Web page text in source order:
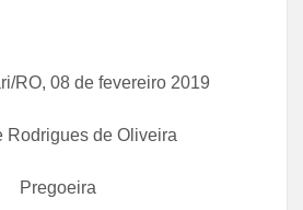
RO, 08 de fevereiro 2019
Rodrigues de Oliveira
Pregoeira